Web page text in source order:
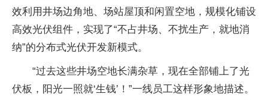
效利用井场边角地、场站屋顶和闲置空地，规模化铺设
高效光伏组件，实现了“不占井场、不扰生产，就地消
纳”的分布式光伏开发新模式。
“过去这些井场空地长满杂草，现在全部铺上了光
伏板，阳光一照就‘生钱’！”一线员工这样形象地描述。